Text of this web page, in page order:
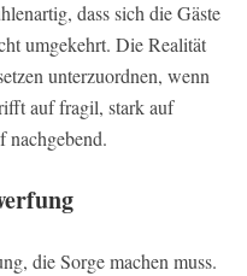
dass sich die Gäste
umgekehrt. Die Realität
unterzuordnen, wenn
auf fragil, stark auf
nachgebend.
die Sorge machen muss.